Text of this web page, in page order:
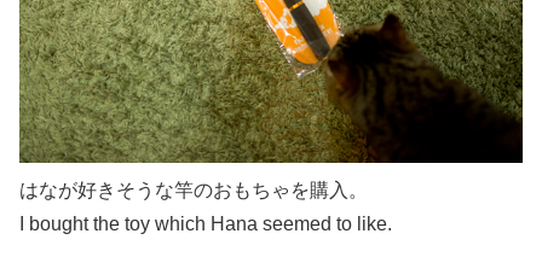
はなが好きそうな竿のおもちゃを購入。
I bought the toy which Hana seemed to like.